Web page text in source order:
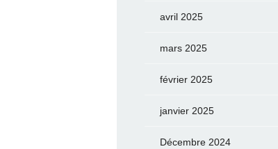
avril 2025
mars 2025
février 2025
janvier 2025
Décembre 2024